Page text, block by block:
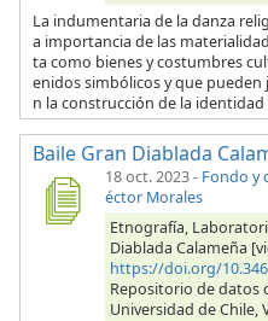
La indumentaria de la danza
a importancia de las
ta como bienes y costumbres
enidos simbólicos y que
n la construcción de la identidad
Baile Gran Diablada
18 oct. 2023- Fondo y
éctor Morales
Etnografía,
Diablada Calameña
https://doi.org/
Repositorio de datos
Universidad de Chile,